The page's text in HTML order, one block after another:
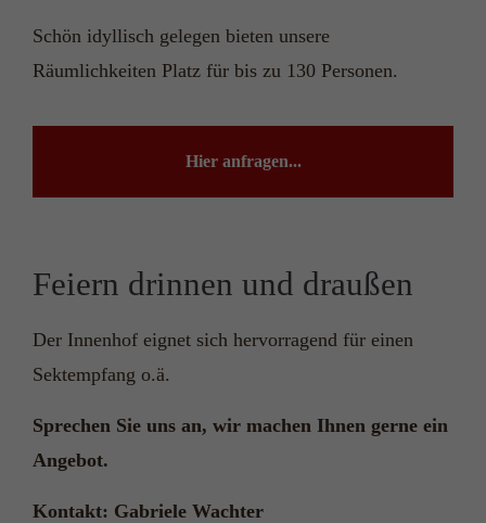
Schön idyllisch gelegen bieten unsere
Räumlichkeiten Platz für bis zu 130 Personen.
Hier anfragen...
Feiern drinnen und draußen
Der Innenhof eignet sich hervorragend für einen
Sektempfang o.ä.
Sprechen Sie uns an, wir machen Ihnen gerne ein
Angebot.
Kontakt: Gabriele Wachter